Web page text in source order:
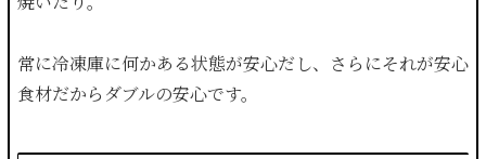
常に冷凍庫に何かある状態が安心だし、さらにそれが安心
食材だからダブルの安心です。